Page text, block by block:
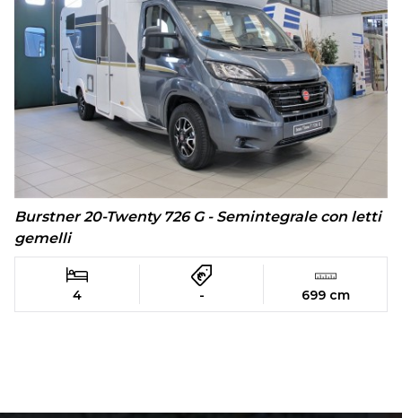
Burstner 20-Twenty 726 G - Semintegrale con letti
gemelli
4 - 699 cm